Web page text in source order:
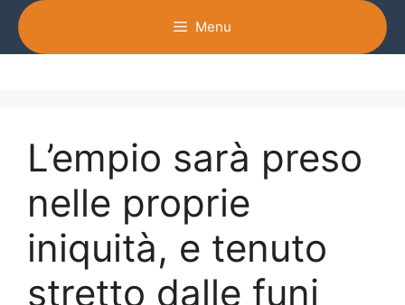
Vai
contenuto
Menu
L’empio sarà preso
nelle proprie
iniquità, e tenuto
stretto dalle funi